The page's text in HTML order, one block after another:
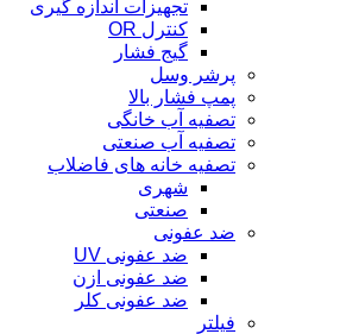
تجهیزات اندازه گیری
کنترل OR
گیج فشار
پرشر وسل
پمپ فشار بالا
تصفیه آب خانگی
تصفیه آب صنعتی
تصفیه خانه های فاضلاب
شهری
صنعتی
ضد عفونی
ضد عفونی UV
ضد عفونی ازن
ضد عفونی کلر
فیلتر